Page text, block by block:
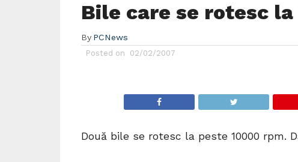
Bile care se rotesc la
By PCNews
Posted on 02/02/2007
Două bile se rotesc la peste 10000 rpm.